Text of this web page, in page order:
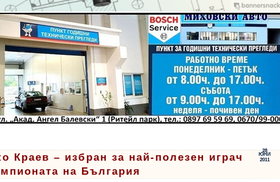
28
ЮНИ
2011
Краев – избран за най-полезен играч
на България